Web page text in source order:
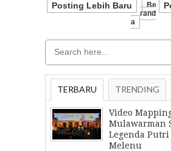
Posting Lebih Baru
Be
Rand
A
TERBARU TRENDING
Video
Mulawarman
Legenda
Melenu